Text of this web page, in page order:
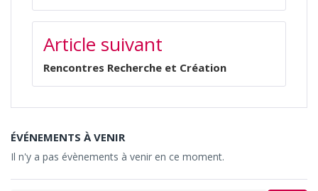
Article suivant
Rencontres Recherche et Création
ÉVÉNEMENTS À VENIR
Il n'y a pas évènements à venir en ce moment.